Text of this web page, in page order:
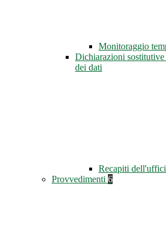
Monitoraggio
Dichiarazioni
dei dati
Recapiti
Provvedimenti 6